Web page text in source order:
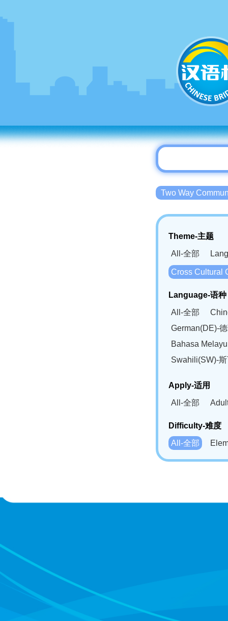
Two Way
Theme-主题
All-全部
Cross Cultural
Language-语种
All-全部
German(DE)-
Bahasa
Swahili(SW)-
Apply-适用
All-全部
Difficulty-难度
All-全部